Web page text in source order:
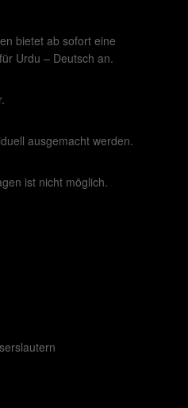
bietet ab sofort eine
Urdu – Deutsch an.
ausgemacht werden.
ist nicht möglich.